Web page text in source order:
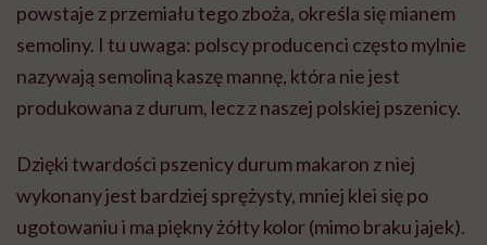
powstaje z przemiału tego zboża, określa się mianem
semoliny. I tu uwaga: polscy producenci często mylnie
nazywają semoliną kaszę mannę, która nie jest
produkowana z durum, lecz z naszej polskiej pszenicy.
Dzięki twardości pszenicy durum makaron z niej
wykonany jest bardziej sprężysty, mniej klei się po
ugotowaniu i ma piękny żółty kolor (mimo braku jajek).